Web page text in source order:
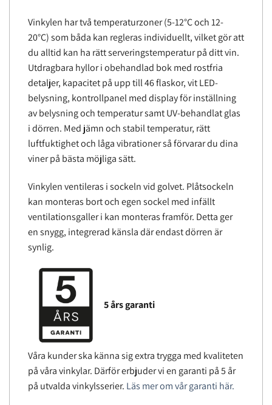
Vinkylen har två temperaturzoner (5-12°C och 12-
20°C) som båda kan regleras individuellt, vilket gör att
du alltid kan ha rätt serveringstemperatur på ditt vin.
Utdragbara hyllor i obehandlad bok med rostfria
detaljer, kapacitet på upp till 46 flaskor, vit LED-
belysning, kontrollpanel med display för inställning
av belysning och temperatur samt UV-behandlat glas
i dörren. Med jämn och stabil temperatur, rätt
luftfuktighet och låga vibrationer så förvarar du dina
viner på bästa möjliga sätt.
Vinkylen ventileras i sockeln vid golvet. Plåtsockeln
kan monteras bort och egen sockel med infällt
ventilationsgaller i kan monteras framför. Detta ger
en snygg, integrerad känsla där endast dörren är
synlig.
5 års garanti
Våra kunder ska känna sig extra trygga med kvaliteten
på våra vinkylar. Därför erbjuder vi en garanti på 5 år
på utvalda vinkylsserier. Läs mer om vår garanti här.